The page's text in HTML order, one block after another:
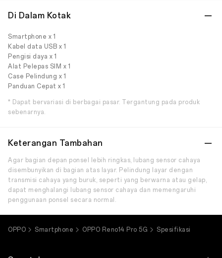
Di Dalam Kotak
Smartphone x 1
Kabel data USB x 1
Pengisi daya x 1
Alat Pelepas SIM x 1
Case Pelindung x 1
Panduan Cepat x 1
* Dapat bervariasi di berbagai pasar. Tergantung pada produk
sebenarnya.
Keterangan Tambahan
Agar bagian depan ponsel lebih ringkas, lubang sensor cahaya
disembunyikan di bagian atas layar. Pelindung layar dengan
transmisi cahaya yang buruk, seperti yang berwarna atau gelap,
dapat menghalangi lubang sensor cahaya dan memengaruhi
penggunaan ponsel secara normal.
OPPO Smartphone OPPO Reno14 Pro 5G Spesifikasi